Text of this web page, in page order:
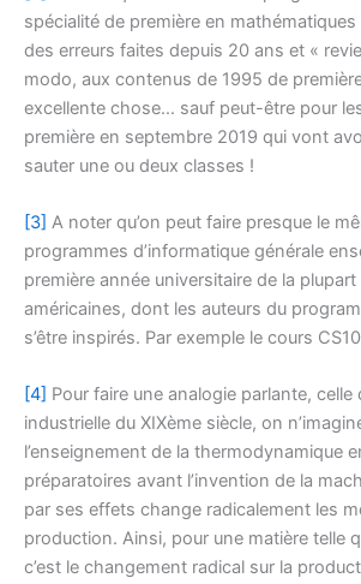
spécialité de première en
des erreurs faites depuis 20 ans et «
modo, aux contenus de 1995 de
excellente chose… sauf peut-être pour
première en septembre 2019 qui vont
sauter une ou deux classes !
[3] A noter qu’on peut faire presque le
programmes d’informatique générale
première année universitaire de la
américaines, dont les auteurs du
s’être inspirés. Par exemple le cours
[4] Pour faire une analogie parlante, celle
industrielle du XIXème siècle, on
l’enseignement de la thermodynamique
préparatoires avant l’invention de la
par ses effets change radicalement les
production. Ainsi, pour une matière telle
c’est le changement radical sur la